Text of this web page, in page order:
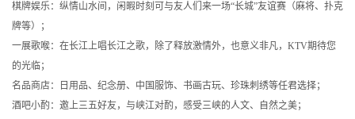
棋牌娱乐：纵情山水间，闲暇时刻可与友人们来一场“长城”友谊赛（麻将、扑克
牌等）；
一展歌喉：在长江上唱长江之歌，除了释放激情外，也意义非凡，KTV期待您
的光临；
名品商店：日用品、纪念册、中国服饰、书画古玩、珍珠刺绣等任君选择；
酒吧小酌：邀上三五好友，与峡江对酌，感受三峡的人文、自然之美；